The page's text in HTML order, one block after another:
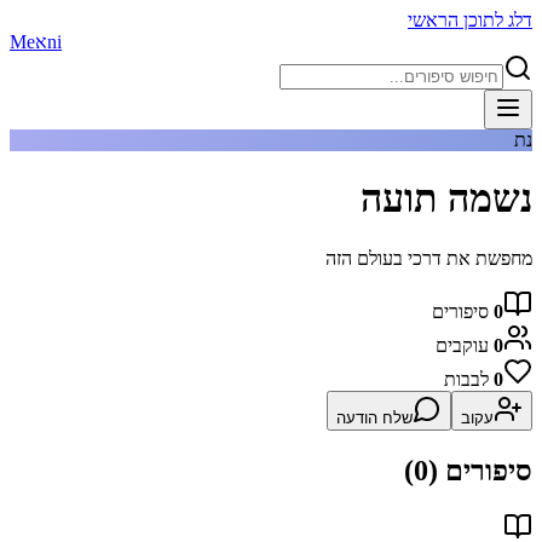
דלג לתוכן הראשי
Meאni
נת
נשמה תועה
מחפשת את דרכי בעולם הזה
0 סיפורים
0 עוקבים
0 לבבות
עקוב שלח הודעה
סיפורים (0
)